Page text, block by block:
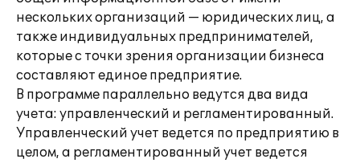
нескольких организаций — юридических лиц, а
также индивидуальных предпринимателей,
которые с точки зрения организации бизнеса
составляют единое предприятие.
В программе параллельно ведутся два вида
учета: управленческий и регламентированный.
Управленческий учет ведется по предприятию в
целом, а регламентированный учет ведется